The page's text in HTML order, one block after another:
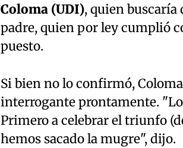
Coloma (UDI), quien buscaría
padre, quien por ley cumplió
puesto.
Si bien no lo confirmó,
interrogante prontamente.
Primero a celebrar el triunfo
hemos sacado la mugre", dijo.